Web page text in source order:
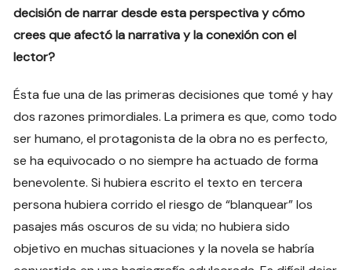
decisión de narrar desde esta perspectiva y cómo
crees que afectó la narrativa y la conexión con el
lector?
Ésta fue una de las primeras decisiones que tomé y hay
dos razones primordiales. La primera es que, como todo
ser humano, el protagonista de la obra no es perfecto,
se ha equivocado o no siempre ha actuado de forma
benevolente. Si hubiera escrito el texto en tercera
persona hubiera corrido el riesgo de “blanquear” los
pasajes más oscuros de su vida; no hubiera sido
objetivo en muchas situaciones y la novela se habría